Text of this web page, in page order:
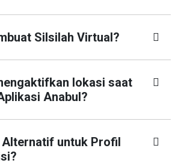
Silsilah Virtual?
lokasi saat
Anabul?
untuk Profil